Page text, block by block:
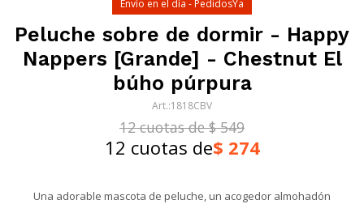
Envío en el día - PedidosYa
Peluche sobre de dormir - Happy
Nappers [Grande] - Chestnut El
búho púrpura
1818CBV
12 cuotas de $ 549
12 cuotas de$ 274
Una adorable mascota de peluche, un acogedor almohadón